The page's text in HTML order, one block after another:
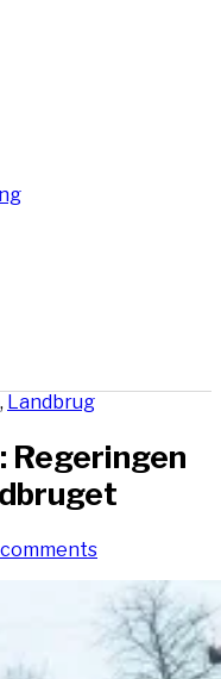
, Landbrug